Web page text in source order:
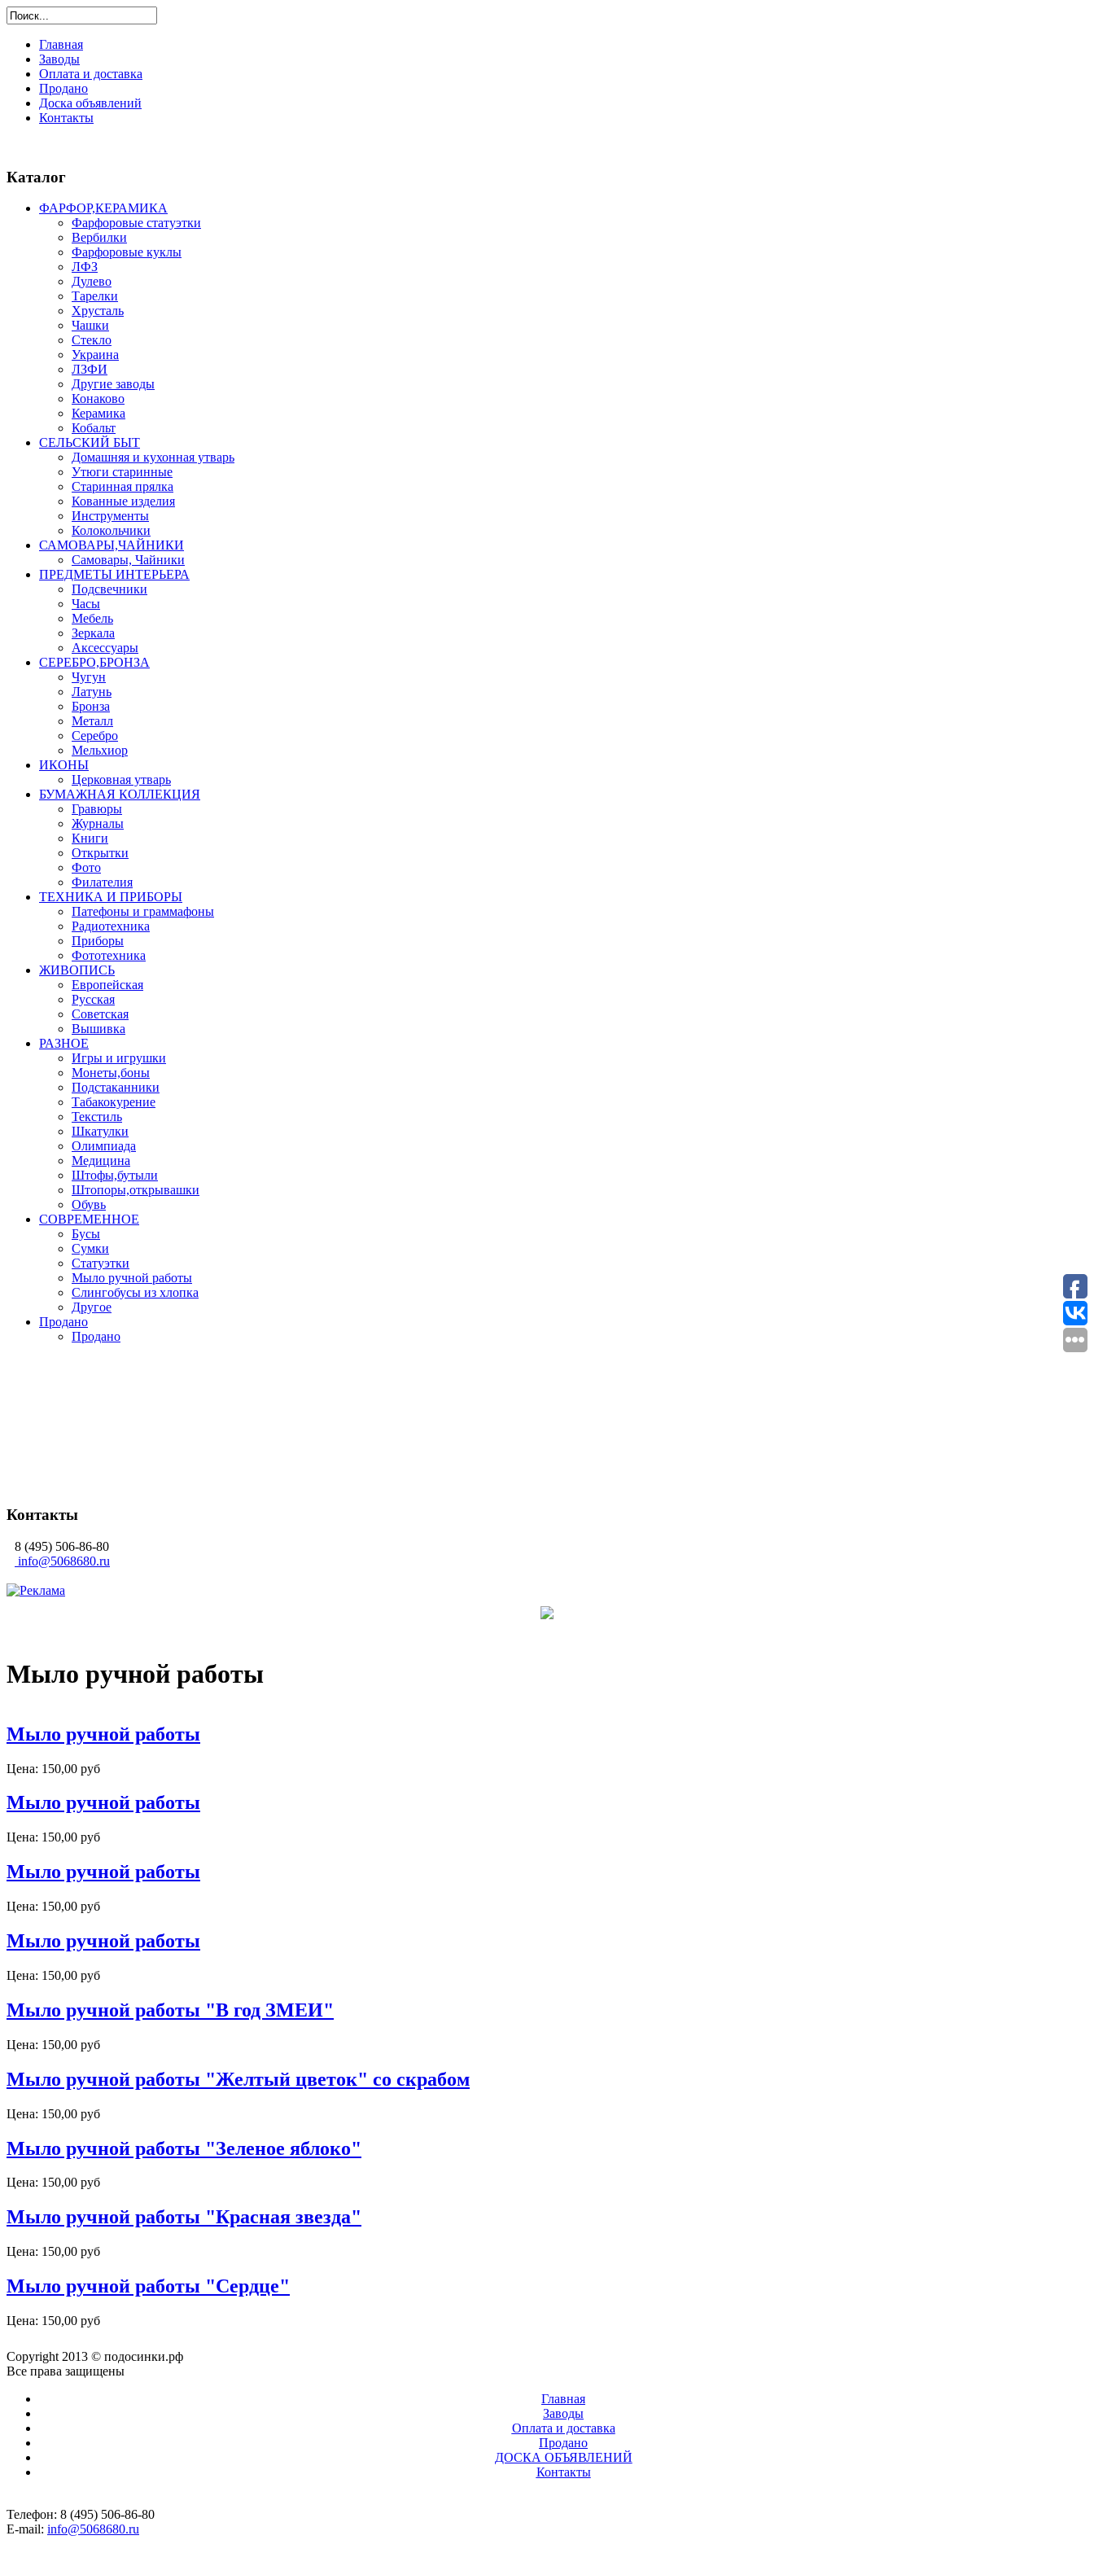
Главная
Заводы
Оплата и доставка
Продано
Доска объявлений
Контакты
Каталог
ФАРФОР,КЕРАМИКА
Фарфоровые статуэтки
Вербилки
Фарфоровые куклы
ЛФЗ
Дулево
Тарелки
Хрусталь
Чашки
Стекло
Украина
ЛЗФИ
Другие заводы
Конаково
Керамика
Кобальт
СЕЛЬСКИЙ БЫТ
Домашняя и кухонная утварь
Утюги старинные
Старинная прялка
Кованные изделия
Инструменты
Колокольчики
САМОВАРЫ,ЧАЙНИКИ
Самовары, Чайники
ПРЕДМЕТЫ ИНТЕРЬЕРА
Подсвечники
Часы
Мебель
Зеркала
Аксессуары
СЕРЕБРО,БРОНЗА
Чугун
Латунь
Бронза
Металл
Серебро
Мельхиор
ИКОНЫ
Церковная утварь
БУМАЖНАЯ КОЛЛЕКЦИЯ
Гравюры
Журналы
Книги
Открытки
Фото
Филателия
ТЕХНИКА И ПРИБОРЫ
Патефоны и граммафоны
Радиотехника
Приборы
Фототехника
ЖИВОПИСЬ
Европейская
Русская
Советская
Вышивка
РАЗНОЕ
Игры и игрушки
Монеты,боны
Подстаканники
Табакокурение
Текстиль
Шкатулки
Олимпиада
Медицина
Штофы,бутыли
Штопоры,открывашки
Обувь
СОВРЕМЕННОЕ
Бусы
Сумки
Статуэтки
Мыло ручной работы
Слингобусы из хлопка
Другое
Продано
Продано
Контакты
8 (495) 506-86-80
info@5068680.ru
Мыло ручной работы
Мыло ручной работы
Цена: 150,00 руб
Мыло ручной работы
Цена: 150,00 руб
Мыло ручной работы
Цена: 150,00 руб
Мыло ручной работы
Цена: 150,00 руб
Мыло ручной работы "В год ЗМЕИ"
Цена: 150,00 руб
Мыло ручной работы "Желтый цветок" со скрабом
Цена: 150,00 руб
Мыло ручной работы "Зеленое яблоко"
Цена: 150,00 руб
Мыло ручной работы "Красная звезда"
Цена: 150,00 руб
Мыло ручной работы "Сердце"
Цена: 150,00 руб
Copyright 2013 © подосинки.рф
Все права защищены
Главная
Заводы
Оплата и доставка
Продано
ДОСКА ОБЪЯВЛЕНИЙ
Контакты
Телефон: 8 (495) 506-86-80
E-mail: info@5068680.ru